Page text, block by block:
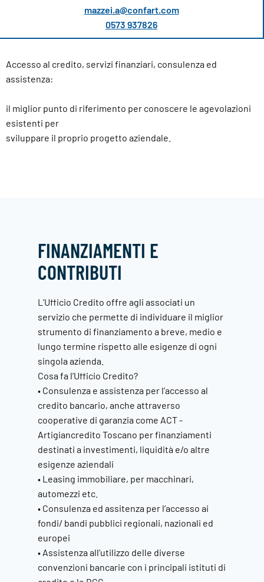
mazzei.a@confart.com
0573 937826
Accesso al credito, servizi finanziari, consulenza ed
assistenza:
il miglior punto di riferimento per conoscere le agevolazioni
esistenti per
sviluppare il proprio progetto aziendale.
FINANZIAMENTI E
CONTRIBUTI
L’Ufficio Credito offre agli associati un
servizio che permette di individuare il miglior
strumento di finanziamento a breve, medio e
lungo termine rispetto alle esigenze di ogni
singola azienda.
Cosa fa l’Ufficio Credito?
• Consulenza e assistenza per l’accesso al
credito bancario, anche attraverso
cooperative di garanzia come ACT -
Artigiancredito Toscano per finanziamenti
destinati a investimenti, liquidità e/o altre
esigenze aziendali
• Leasing immobiliare, per macchinari,
automezzi etc.
• Consulenza ed assitenza per l’accesso ai
fondi/ bandi pubblici regionali, nazionali ed
europei
• Assistenza all’utilizzo delle diverse
convenzioni bancarie con i principali istituti di